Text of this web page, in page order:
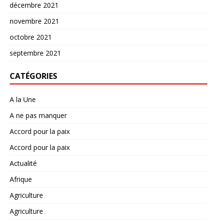
décembre 2021
novembre 2021
octobre 2021
septembre 2021
CATÉGORIES
A la Une
A ne pas manquer
Accord pour la paix
Accord pour la paix
Actualité
Afrique
Agriculture
Agriculture